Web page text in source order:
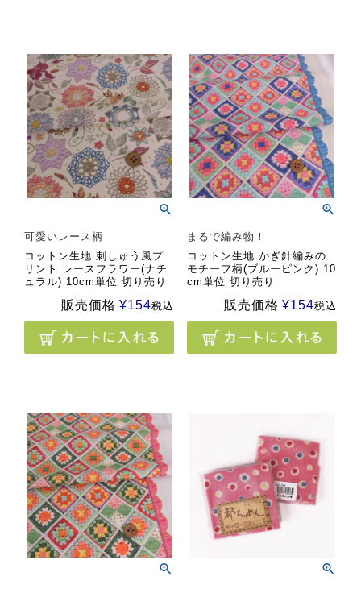
可愛いレース柄
コットン生地 刺しゅう風プ
リント レースフラワー(ナチ
ュラル) 10cm単位 切り売り
販売価格 ¥154税込
まるで編み物！
コットン生地 かぎ針編みの
モチーフ柄(ブルーピンク) 10
cm単位 切り売り
販売価格 ¥154税込